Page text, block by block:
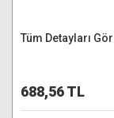
Tüm Detayları Gör
688,56 TL